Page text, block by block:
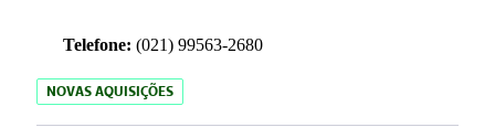
Telefone: (021) 99563-2680
NOVAS AQUISIÇÕES